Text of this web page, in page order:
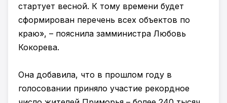
стартует весной. К тому времени будет
сформирован перечень всех объектов по
краю», – пояснила замминистра Любовь
Кокорева.
Она добавила, что в прошлом году в
голосовании приняло участие рекордное